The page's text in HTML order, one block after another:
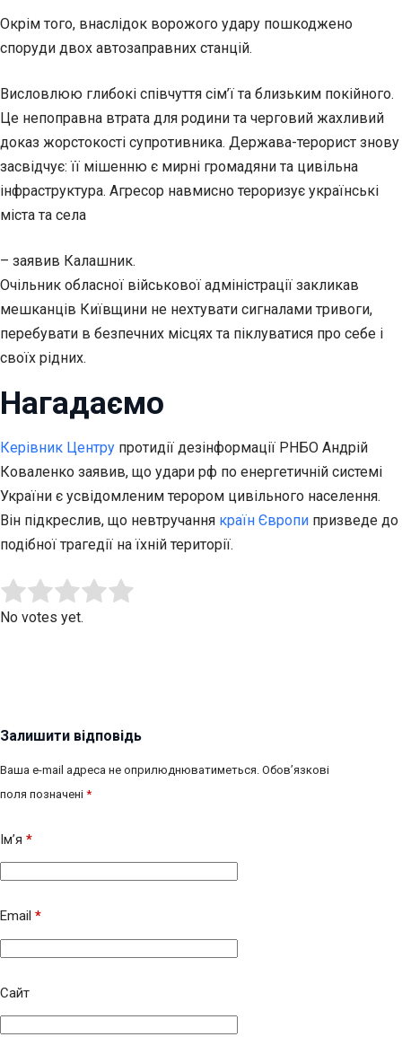
Окрім того, внаслідок ворожого удару пошкоджено
споруди двох автозаправних станцій.
Висловлюю глибокі співчуття сім’ї та близьким покійного.
Це непоправна втрата для родини та черговий жахливий
доказ жорстокості супротивника. Держава-терорист знову
засвідчує: її мішенню є мирні громадяни та цивільна
інфраструктура. Агресор навмисно тероризує українські
міста та села
– заявив Калашник.
Очільник обласної військової адміністрації закликав
мешканців Київщини не нехтувати сигналами тривоги,
перебувати в безпечних місцях та піклуватися про себе і
своїх рідних.
Нагадаємо
Керівник Центру протидії дезінформації РНБО Андрій
Коваленко заявив, що удари рф по енергетичній системі
України є усвідомленим терором цивільного населення.
Він підкреслив, що невтручання країн Європи призведе до
подібної трагедії на їхній території.
Rate this item:
No votes yet.
Залишити відповідь
Ваша e-mail адреса не оприлюднюватиметься. Обов’язкові
поля позначені *
Ім’я *
Email *
Сайт